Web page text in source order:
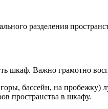
разделения
шкаф. Важно грамотно
бассейн, на пробежку)
пространства в шкафу.